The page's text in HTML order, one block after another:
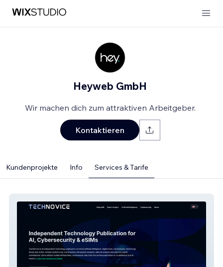
Heyweb GmbH
Wir machen dich zum attraktiven Arbeitgeber.
Kontaktieren
Kundenprojekte Info Services & Tarife